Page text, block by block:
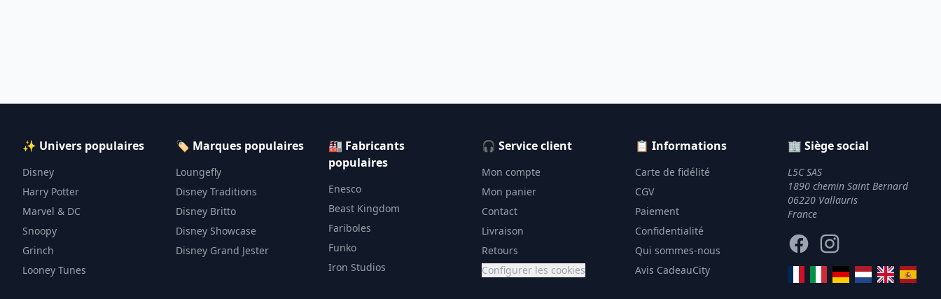
✨ Univers populaires
Disney
Harry Potter
Marvel & DC
Snoopy
Grinch
Looney Tunes
🏷️ Marques populaires
Loungefly
Disney Traditions
Disney Britto
Disney Showcase
Disney Grand Jester
🏭 Fabricants
populaires
Enesco
Beast Kingdom
Fariboles
Funko
Iron Studios
🎧 Service client
Mon compte
Mon panier
Contact
Livraison
Retours
Configurer les cookies
📋 Informations
Carte de fidélité
CGV
Paiement
Confidentialité
Qui sommes-nous
Avis CadeauCity
🏢 Siège social
L5C SAS
1890 chemin Saint Bernard
06220 Vallauris
France
FacebookInstagram